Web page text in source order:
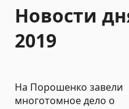
Новости
2019
На Порошенко завели
многотомное дело о